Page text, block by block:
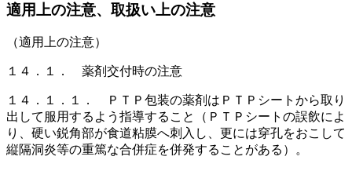
適用上の注意、取扱い上の注意
（適用上の注意）
１４．１． 薬剤交付時の注意
１４．１．１． ＰＴＰ包装の薬剤はＰＴＰシートから取り
出して服用するよう指導すること（ＰＴＰシートの誤飲によ
り、硬い鋭角部が食道粘膜へ刺入し、更には穿孔をおこして
縦隔洞炎等の重篤な合併症を併発することがある）。